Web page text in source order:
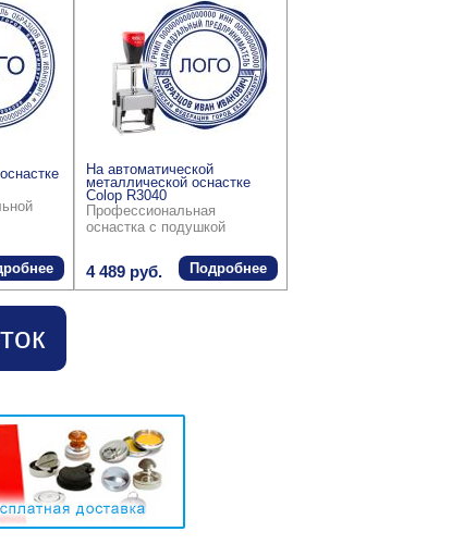
На автоматической
металлической оснастке
Colop R3040
Профессиональная
оснастка с подушкой
4 489 руб. Подробнее